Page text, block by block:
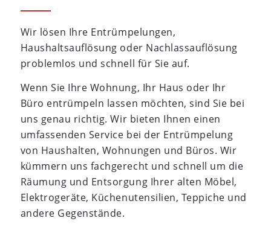
Wir lösen Ihre Entrümpelungen,
Haushaltsauflösung oder Nachlassauflösung
problemlos und schnell für Sie auf.
Wenn Sie Ihre Wohnung, Ihr Haus oder Ihr
Büro entrümpeln lassen möchten, sind Sie bei
uns genau richtig. Wir bieten Ihnen einen
umfassenden Service bei der Entrümpelung
von Haushalten, Wohnungen und Büros. Wir
kümmern uns fachgerecht und schnell um die
Räumung und Entsorgung Ihrer alten Möbel,
Elektrogeräte, Küchenutensilien, Teppiche und
andere Gegenstände.